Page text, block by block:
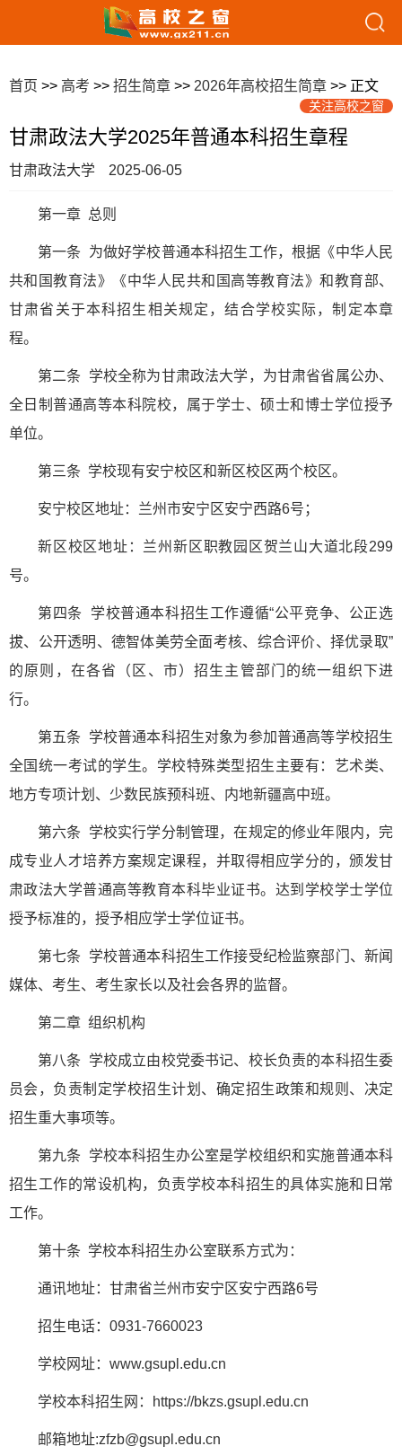
首页 >> 高考 >> 招生简章 >> 2026年高校招生简章 >> 正文
关注高校之窗
甘肃政法大学2025年普通本科招生章程
甘肃政法大学 2025-06-05
第一章 总则
第一条 为做好学校普通本科招生工作，根据《中华人民
共和国教育法》《中华人民共和国高等教育法》和教育部、
甘肃省关于本科招生相关规定，结合学校实际，制定本章
程。
第二条 学校全称为甘肃政法大学，为甘肃省省属公办、
全日制普通高等本科院校，属于学士、硕士和博士学位授予
单位。
第三条 学校现有安宁校区和新区校区两个校区。
安宁校区地址：兰州市安宁区安宁西路6号；
新区校区地址：兰州新区职教园区贺兰山大道北段299
号。
第四条 学校普通本科招生工作遵循“公平竞争、公正选
拔、公开透明、德智体美劳全面考核、综合评价、择优录取”
的原则，在各省（区、市）招生主管部门的统一组织下进
行。
第五条 学校普通本科招生对象为参加普通高等学校招生
全国统一考试的学生。学校特殊类型招生主要有：艺术类、
地方专项计划、少数民族预科班、内地新疆高中班。
第六条 学校实行学分制管理，在规定的修业年限内，完
成专业人才培养方案规定课程，并取得相应学分的，颁发甘
肃政法大学普通高等教育本科毕业证书。达到学校学士学位
授予标准的，授予相应学士学位证书。
第七条 学校普通本科招生工作接受纪检监察部门、新闻
媒体、考生、考生家长以及社会各界的监督。
第二章 组织机构
第八条 学校成立由校党委书记、校长负责的本科招生委
员会，负责制定学校招生计划、确定招生政策和规则、决定
招生重大事项等。
第九条 学校本科招生办公室是学校组织和实施普通本科
招生工作的常设机构，负责学校本科招生的具体实施和日常
工作。
第十条 学校本科招生办公室联系方式为：
通讯地址：甘肃省兰州市安宁区安宁西路6号
招生电话：0931-7660023
学校网址：www.gsupl.edu.cn
学校本科招生网：https://bkzs.gsupl.edu.cn
邮箱地址:zfzb@gsupl.edu.cn